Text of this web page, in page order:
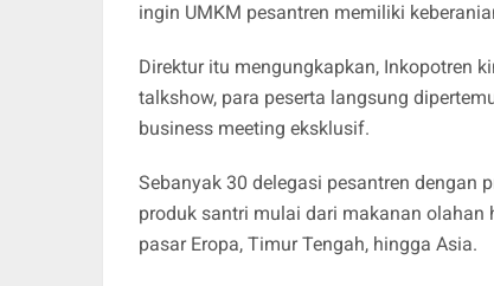
ingin UMKM pesantren memiliki
Direktur itu mengungkapkan, Inkopotren
talkshow, para peserta langsung
business meeting eksklusif.
Sebanyak 30 delegasi pesantren dengan
produk santri mulai dari makanan
pasar Eropa, Timur Tengah, hingga Asia.